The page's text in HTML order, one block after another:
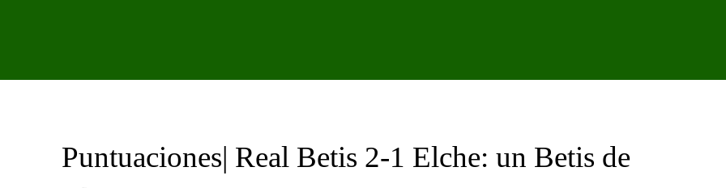
Puntuaciones| Real Betis 2-1 Elche: un Betis de